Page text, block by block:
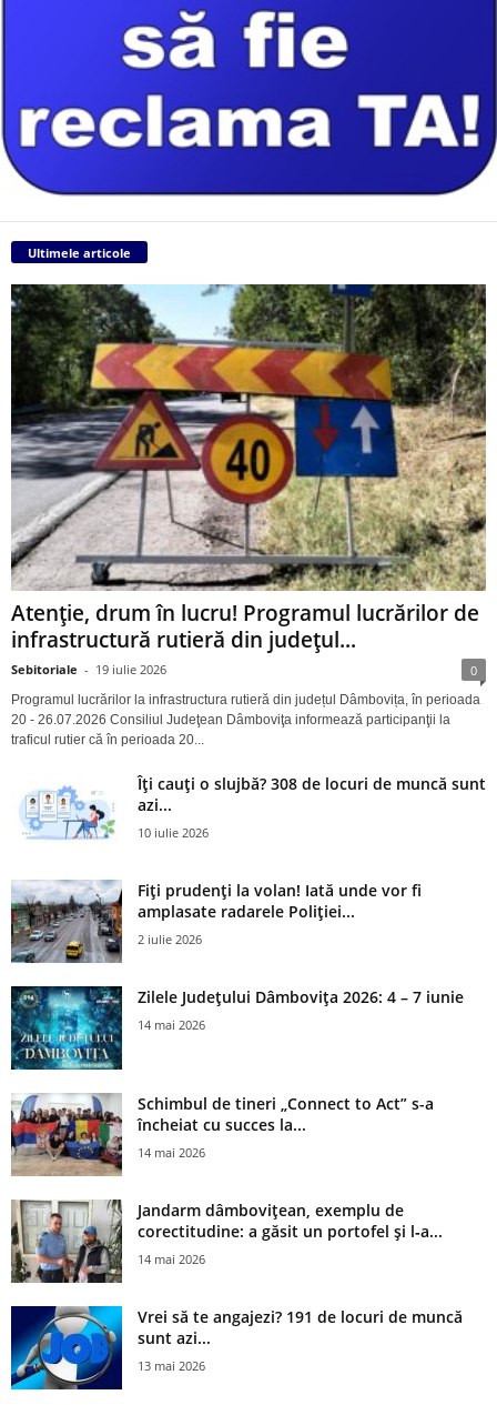
Ultimele articole
Atenție, drum în lucru! Programul lucrărilor de
infrastructură rutieră din județul...
Sebitoriale - 19 iulie 2026 0
Programul lucrărilor la infrastructura rutieră din județul Dâmbovița, în perioada
20 - 26.07.2026 Consiliul Judeţean Dâmboviţa informează participanţii la
traficul rutier că în perioada 20...
Îți cauți o slujbă? 308 de locuri de muncă sunt
azi...
10 iulie 2026
Fiți prudenți la volan! Iată unde vor fi
amplasate radarele Poliției...
2 iulie 2026
Zilele Județului Dâmbovița 2026: 4 – 7 iunie
14 mai 2026
Schimbul de tineri „Connect to Act” s-a
încheiat cu succes la...
14 mai 2026
Jandarm dâmbovițean, exemplu de
corectitudine: a găsit un portofel și l‑a...
14 mai 2026
Vrei să te angajezi? 191 de locuri de muncă
sunt azi...
13 mai 2026